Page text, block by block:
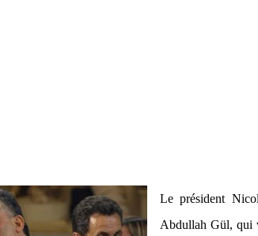
Le président
Abdullah Gül, qui